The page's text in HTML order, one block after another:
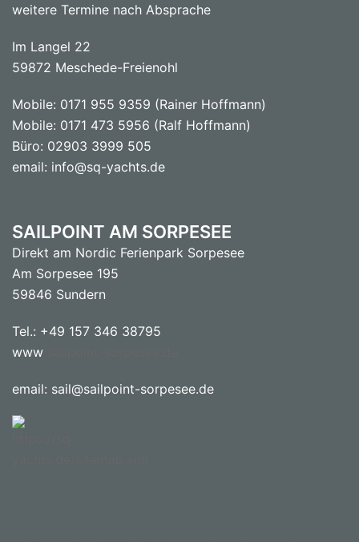
weitere Termine nach Absprache
Im Langel 22
59872 Meschede-Freienohl
Mobile: 0171 955 9359 (Rainer Hoffmann)
Mobile: 0171 473 5956 (Ralf Hoffmann)
Büro: 02903 3999 505
email: info@sq-yachts.de
SAILPOINT AM SORPESEE
Direkt am Nordic Ferienpark Sorpesee
Am Sorpesee 195
59846 Sundern
Tel.: +49 157 346 38795
www
email: sail@sailpoint-sorpesee.de